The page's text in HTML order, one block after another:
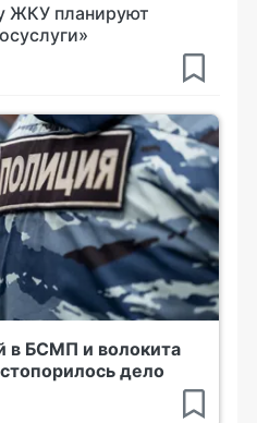
ЖКУ планируют
в БСМП и волокита
дело